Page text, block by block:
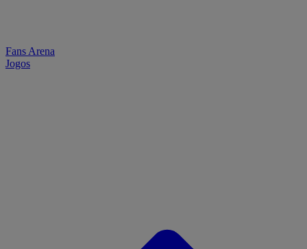
Fans Arena
Jogos